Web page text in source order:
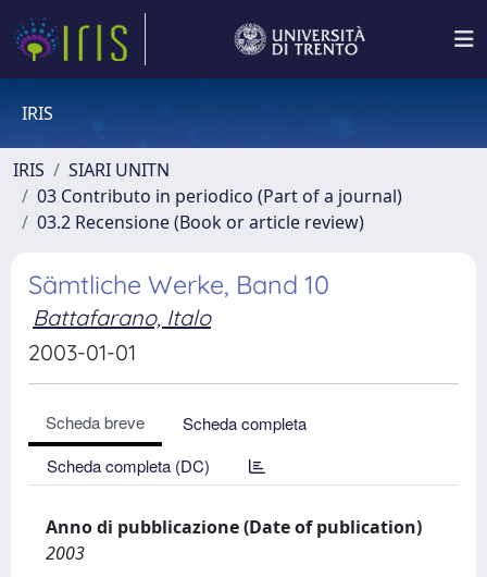
IRIS
IRIS
SIARI UNITN
03 Contributo in periodico (Part of a journal)
03.2 Recensione (Book or article review)
Sämtliche Werke, Band 10
Battafarano, Italo
2003-01-01
Scheda breve
Scheda completa
Scheda completa (DC)
Anno di pubblicazione (Date of publication)
2003